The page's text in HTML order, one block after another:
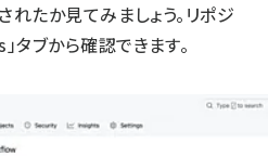
たか見てみましょう。リポジ
タブから確認できます。